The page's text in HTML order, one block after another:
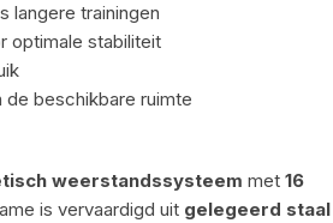
langere trainingen
optimale stabiliteit
beschikbare ruimte
weerstandssysteem met 16
is vervaardigd uit gelegeerd staal